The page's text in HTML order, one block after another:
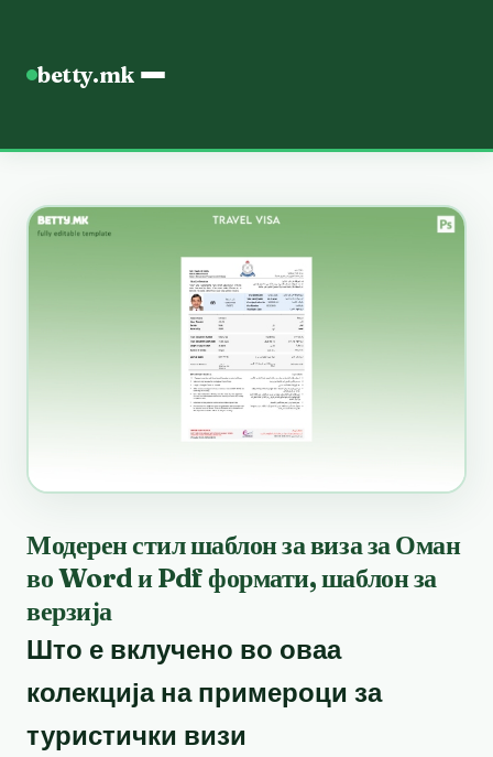
betty.mk
Модерен стил шаблон за виза за Оман
во Word и Pdf формати, шаблон за
верзија
Што е вклучено во оваа
колекција на примероци за
туристички визи